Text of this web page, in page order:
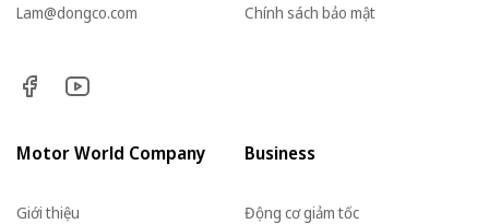
Lam@dongco.com
Chính sách bảo mật
Motor World Company
Giới thiệu
Business
Động cơ giảm tốc